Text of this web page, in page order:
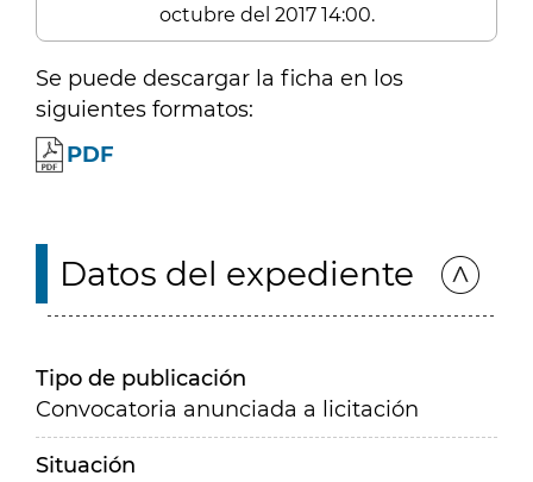
octubre del 2017 14:00.
Se puede descargar la ficha en los
siguientes formatos:
PDF
Datos del expediente
Tipo de publicación
Convocatoria anunciada a licitación
Situación